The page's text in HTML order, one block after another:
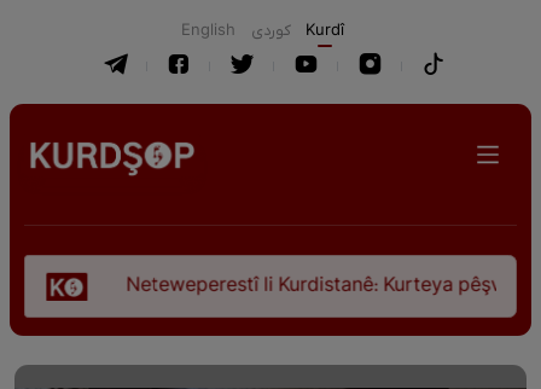
English كوردی Kurdî
Neteweperestî li Kurdistanê: Kurteya pêşveçûna dirokî û